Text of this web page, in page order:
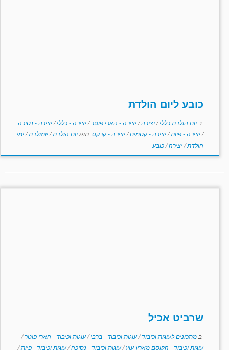
כובע ליום הולדת
ב יום הולדת כללי/יצירה/יצירה - הארי פוטר/יצירה - כללי/יצירה - נסיכה
/יצירה - פיות/יצירה - קסמים/יצירה - קרקס תויגיום הולדת/יומולדת/ימי
הולדת/יצירה/כובע
שרביט אכיל
ב מתכונים לעוגות וכיבוד/עוגות וכיבוד - ברבי/עוגות וכיבוד - הארי פוטר/
עוגות וכיבוד - הקוסם מארץ עוץ/עוגות וכיבוד - נסיכה/עוגות וכיבוד - פיות/